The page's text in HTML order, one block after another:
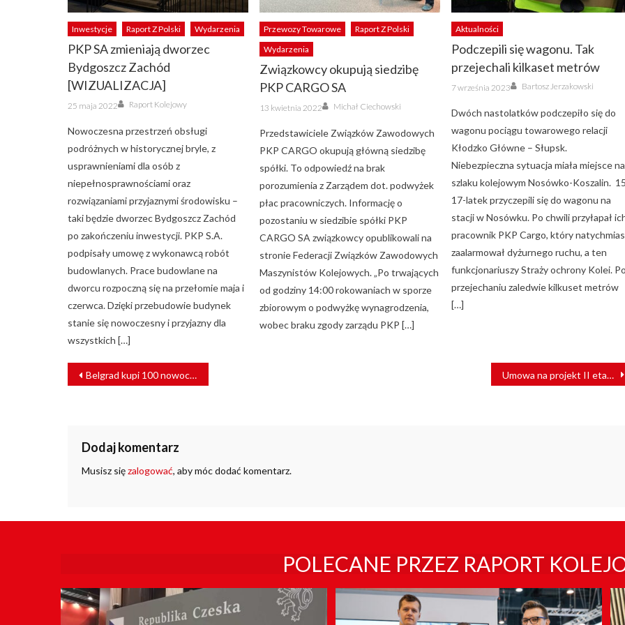
Inwestycje Raport Z Polski Wydarzenia
PKP SA zmieniają dworzec
Bydgoszcz Zachód
[WIZUALIZACJA]
Posted
on
25 maja 2022 Author
Raport Kolejowy
Nowoczesna przestrzeń obsługi
podróżnych w historycznej bryle, z
usprawnieniami dla osób z
niepełnosprawnościami oraz
rozwiązaniami przyjaznymi środowisku –
taki będzie dworzec Bydgoszcz Zachód
po zakończeniu inwestycji. PKP S.A.
podpisały umowę z wykonawcą robót
budowlanych. Prace budowlane na
dworcu rozpoczną się na przełomie maja i
czerwca. Dzięki przebudowie budynek
stanie się nowoczesny i przyjazny dla
wszystkich […]
Przewozy Towarowe
Raport Z Polski
Wydarzenia
Związkowcy okupują siedzibę
PKP CARGO SA
Posted
on
13 kwietnia 2022 Author
Michał Ciechowski
Przedstawiciele Związków Zawodowych
PKP CARGO okupują główną siedzibę
spółki. To odpowiedź na brak
porozumienia z Zarządem dot. podwyżek
płac pracowniczych. Informację o
pozostaniu w siedzibie spółki PKP
CARGO SA związkowcy opublikowali na
stronie Federacji Związków Zawodowych
Maszynistów Kolejowych. „Po trwających
od godziny 14:00 rokowaniach w sporze
zbiorowym o podwyżkę wynagrodzenia,
wobec braku zgody zarządu PKP […]
Aktualności
Podczepili się wagonu. Tak
przejechali kilkaset metrów
Posted
on
7 września 2023 Author
Bartosz Jerzakowski
Dwóch nastolatków podczepiło się do
wagonu pociągu towarowego relacji
Kłodzko Główne – Słupsk.
Niebezpieczna sytuacja miała miejsce na
szlaku kolejowym Nosówko-Koszalin.
17-latek przyczepili się do wagonu na
stacji w Nosówku. Po chwili przyłapał
pracownik PKP Cargo, który
zaalarmował dyżurnego ruchu, a ten
funkcjonariuszy Straży ochrony Kolei.
przejechaniu zaledwie kilkuset metrów
[…]
NAWIGACJA
WPISU
Belgrad kupi 100 nowoczesnych tramwajów Umowa na projekt II etapu trasy tramwajowej na Naramowice podpisana
Dodaj komentarz
Musisz sięzalogować, aby móc dodać komentarz.
POLECANE PRZEZ RAPORT